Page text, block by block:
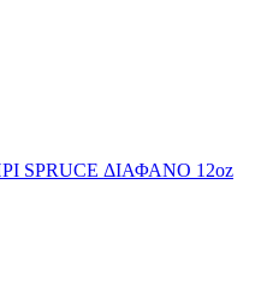
SPRUCE ΔΙΑΦΑΝΟ 12oz